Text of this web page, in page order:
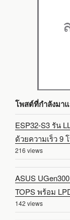
โพสต์ที่กำลังมา
ESP32-S3 รัน
ด้วยความเร็ว 9
216 views
ASUS
TOPS พร้อม
142 views